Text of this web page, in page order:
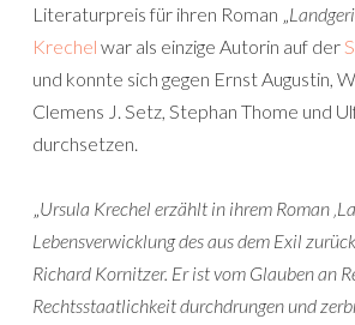
Literaturpreis für ihren Roman „
Krechel war als einzige Autorin auf der
und konnte sich gegen Ernst Augustin,
Clemens J. Setz, Stephan Thome und
durchsetzen.
„Ursula Krechel erzählt in ihrem Roman
Lebensverwicklung des aus dem Exil
Richard Kornitzer. Er ist vom Glauben an
Rechtsstaatlichkeit durchdrungen und